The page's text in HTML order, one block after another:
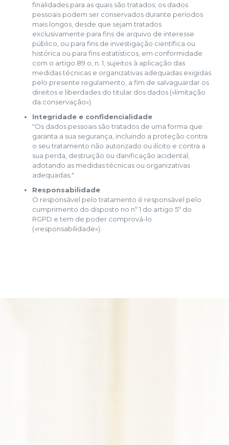
finalidades para as quais são tratados; os dados
pessoais podem ser conservados durante períodos
mais longos, desde que sejam tratados
exclusivamente para fins de arquivo de interesse
público, ou para fins de investigação científica ou
histórica ou para fins estatísticos, em conformidade
com o artigo 89.o, n. 1, sujeitos à aplicação das
medidas técnicas e organizativas adequadas exigidas
pelo presente regulamento, a fim de salvaguardar os
direitos e liberdades do titular dos dados («limitação
da conservação»).
Integridade e confidencialidade
"Os dados pessoais são tratados de uma forma que
garanta a sua segurança, incluindo a proteção contra
o seu tratamento não autorizado ou ilícito e contra a
sua perda, destruição ou danificação acidental,
adotando as medidas técnicas ou organizativas
adequadas;".
Responsabilidade
O responsável pelo tratamento é responsável pelo
cumprimento do disposto no nº 1 do artigo 5º do
RGPD e tem de poder comprová-lo
(«responsabilidade»).